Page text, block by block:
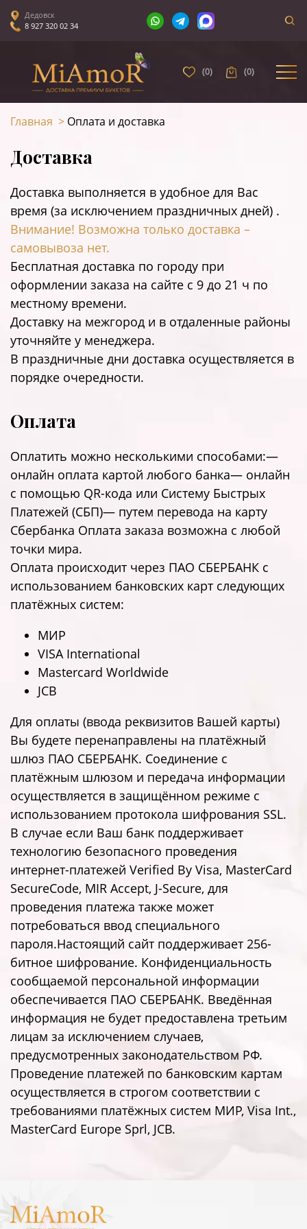
Дедовск
8 927 320 02 34
(0) (0)
Главная > Оплата и доставка
Доставка
Доставка выполняется в удобное для Вас
время (за исключением праздничных дней) .
Внимание! Возможна только доставка –
самовывоза нет.
Бесплатная доставка по городу при
оформлении заказа на сайте c 9 до 21 ч по
местному времени.
Доставку на межгород и в отдаленные районы
уточняйте у менеджера.
В праздничные дни доставка осуществляется в
порядке очередности.
Оплата
Оплатить можно несколькими способами:—
онлайн оплата картой любого банка— онлайн
с помощью QR-кода или Систему Быстрых
Платежей (СБП)— путем перевода на карту
Сбербанка Оплата заказа возможна с любой
точки мира.
Оплата происходит через ПАО СБЕРБАНК с
использованием банковских карт следующих
платёжных систем:
МИР
VISA International
Mastercard Worldwide
JCB
Для оплаты (ввода реквизитов Вашей карты)
Вы будете перенаправлены на платёжный
шлюз ПАО СБЕРБАНК. Соединение с
платёжным шлюзом и передача информации
осуществляется в защищённом режиме с
использованием протокола шифрования SSL.
В случае если Ваш банк поддерживает
технологию безопасного проведения
интернет-платежей Verified By Visa, MasterCard
SecureCode, MIR Accept, J-Secure, для
проведения платежа также может
потребоваться ввод специального
пароля.Настоящий сайт поддерживает 256-
битное шифрование. Конфиденциальность
сообщаемой персональной информации
обеспечивается ПАО СБЕРБАНК. Введённая
информация не будет предоставлена третьим
лицам за исключением случаев,
предусмотренных законодательством РФ.
Проведение платежей по банковским картам
осуществляется в строгом соответствии с
требованиями платёжных систем МИР, Visa Int.,
MasterCard Europe Sprl, JCB.